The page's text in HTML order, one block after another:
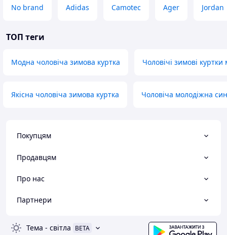
No brand Adidas Camotec Ager Jordan
ТОП теги
Модна чоловіча зимова куртка Чоловічі зимові куртки
Якісна чоловіча зимова куртка Чоловіча молодіжна
Покупцям
Продавцям
Про нас
Партнери
Тема - світла BETA